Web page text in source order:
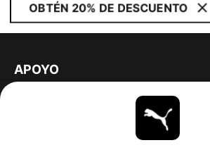
OBTÉN 20% DE DESCUENTO
APOYO